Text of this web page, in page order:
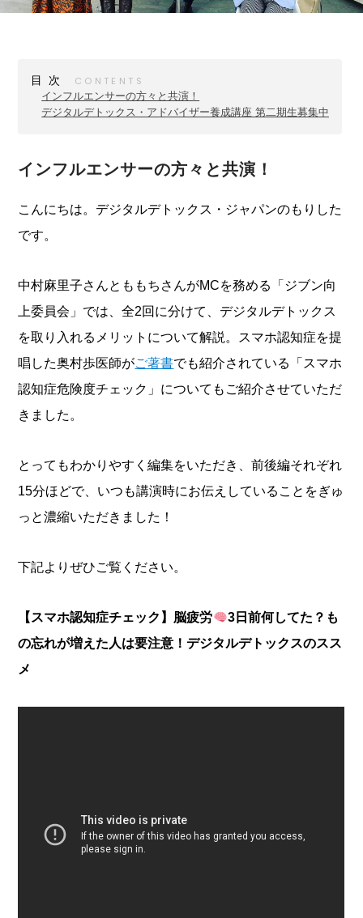
目次
インフルエンサーの方々と共演！
デジタルデトックス・アドバイザー養成講座 第二期生募集中
インフルエンサーの方々と共演！
こんにちは。デジタルデトックス・ジャパンのもりした
です。
中村麻里子さんとももちさんがMCを務める「ジブン向
上委員会」では、全2回に分けて、デジタルデトックス
を取り入れるメリットについて解説。スマホ認知症を提
唱した奥村歩医師がご著書でも紹介されている「スマホ
認知症危険度チェック」についてもご紹介させていただ
きました。
とってもわかりやすく編集をいただき、前後編それぞれ
15分ほどで、いつも講演時にお伝えしていることをぎゅ
っと濃縮いただきました！
下記よりぜひご覧ください。
【スマホ認知症チェック】脳疲労
3日前何してた？も
の忘れが増えた人は要注意！デジタルデトックスのスス
メ